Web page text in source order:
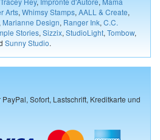
Arts, Whimsy Stamps, AALL & Create,
Marianne Design, Ranger Ink, C.C.
Stories, Sizzix, StudioLight, Tombow,
Sunny Studio.
Sofort, Lastschrift, Kreditkarte und